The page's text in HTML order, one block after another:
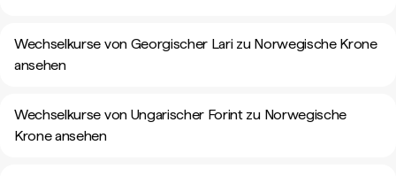
Wechselkurse von Georgischer Lari zu Norwegische Krone
ansehen
Wechselkurse von Ungarischer Forint zu Norwegische
Krone ansehen